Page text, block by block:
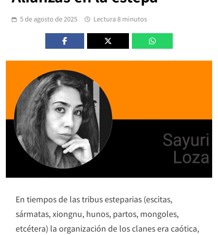
5 de agosto de 2025 Lectura 8 minutos
En tiempos de las tribus esteparias (escitas,
sármatas, xiongnu, hunos, partos, mongoles,
etcétera) la organización de los clanes era caótica,